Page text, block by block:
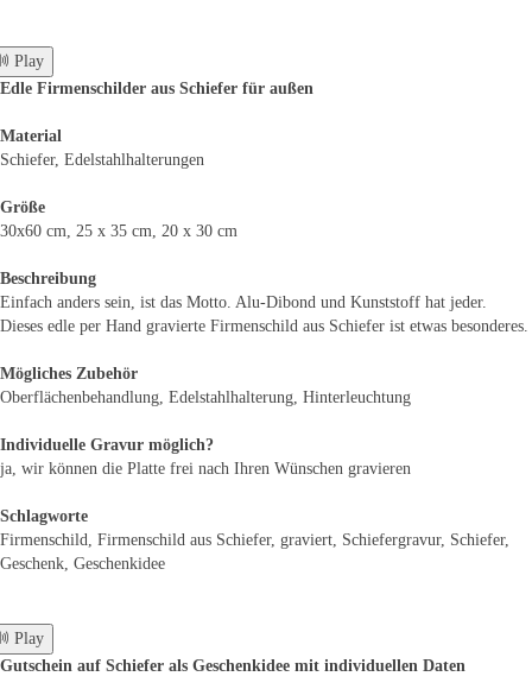
Play
Edle Firmenschilder aus Schiefer für außen
Material
Schiefer, Edelstahlhalterungen
Größe
30x60 cm, 25 x 35 cm, 20 x 30 cm
Beschreibung
Einfach anders sein, ist das Motto. Alu-Dibond und Kunststoff hat jeder.
Dieses edle per Hand gravierte Firmenschild aus Schiefer ist etwas besonderes.
Mögliches Zubehör
Oberflächenbehandlung, Edelstahlhalterung, Hinterleuchtung
Individuelle Gravur möglich?
ja, wir können die Platte frei nach Ihren Wünschen gravieren
Schlagworte
Firmenschild, Firmenschild aus Schiefer, graviert, Schiefergravur, Schiefer,
Geschenk, Geschenkidee
Play
Gutschein auf Schiefer als Geschenkidee mit individuellen Daten